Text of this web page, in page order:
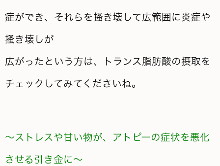
症ができ、それらを掻き壊して広範囲に炎症や
掻き壊しが
広がったという方は、 トランス脂肪酸の摂取を
チェックしてみてくださいね。
～ストレスや甘い物が、アトピーの症状を悪化
させる引き金に～